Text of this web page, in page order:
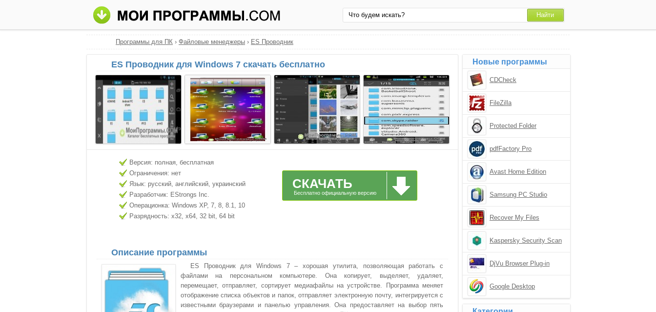
Программы для ПК › Файловые менеджеры › ES Проводник
ES Проводник для Windows 7 скачать бесплатно
Версия: полная, бесплатная
Ограничения: нет
Язык: русский, английский, украинский
Разработчик: EStrongs Inc.
Операционка: Windows XP, 7, 8, 8.1, 10
Разрядность: x32, x64, 32 bit, 64 bit
СКАЧАТЬ
Бесплатно официальную версию
Описание программы
ES Проводник для Windows 7 – хорошая утилита, позволяющая работать с
файлами на персональном компьютере. Она копирует, выделяет, удаляет,
перемещает, отправляет, сортирует медиафайлы на устройстве. Программа меняет
отображение списка объектов и папок, отправляет электронную почту, интегрируется с
известными браузерами и панелью управления. Она предоставляет на выбор пять
Новые программы
CDCheck
FileZilla
Protected Folder
pdfFactory Pro
Avast Home Edition
Samsung PC Studio
Recover My Files
Kaspersky Security Scan
DjVu Browser Plug-in
Google Desktop